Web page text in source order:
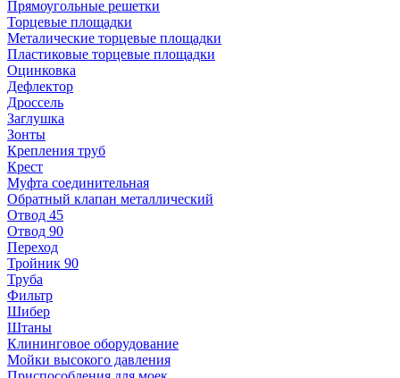
Прямоугольные решетки
Торцевые площадки
Металические торцевые площадки
Пластиковые торцевые площадки
Оцинковка
Дефлектор
Дроссель
Заглушка
Зонты
Крепления труб
Крест
Муфта соединительная
Обратный клапан металлический
Отвод 45
Отвод 90
Переход
Тройник 90
Труба
Фильтр
Шибер
Штаны
Клининговое оборудование
Мойки высокого давления